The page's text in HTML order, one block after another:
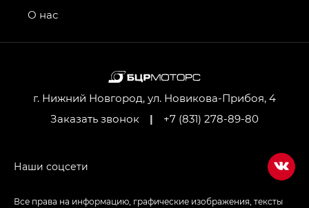
привод — GB AWD, Джи Эль Полный привод —
Джи Ти — GT, Джи Икс — GX,
Джи Икс ПРЕМИУМ — GX PREMIUM, ЛАУНЖ —
LOUNGE
Empow — Эмпау (Empow) в комплектации
г. Нижний Новгород, ул. Новикова-Прибоя, 4
Заказать звонок
| +7 (831) 278-89-80
О нас
Все права на информацию, графические изображения, тексты